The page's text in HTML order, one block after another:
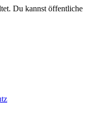
Du kannst öffentliche